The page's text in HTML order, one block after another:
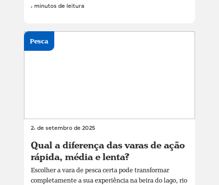
4 minutos de leitura
24 de setembro de 2025
Qual a diferença das varas de ação
rápida, média e lenta?
Escolher a vara de pesca certa pode transformar
completamente a sua experiência na beira do lago, rio
Pesca